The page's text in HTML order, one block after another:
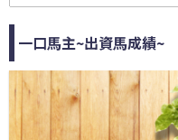
一口馬主~出資馬成績~